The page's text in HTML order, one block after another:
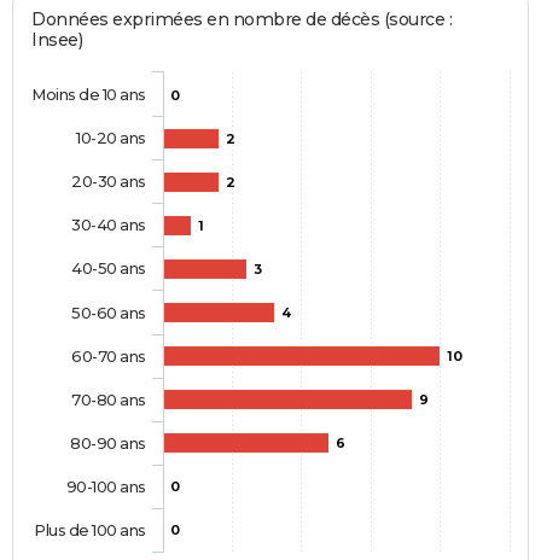
Données exprimées en nombre de décès (source :
Insee)
0
2
2
1
3
4
10
9
6
0
0
Moins de 10 ans
10-20 ans
20-30 ans
30-40 ans
40-50 ans
50-60 ans
60-70 ans
70-80 ans
80-90 ans
90-100 ans
Plus de 100 ans